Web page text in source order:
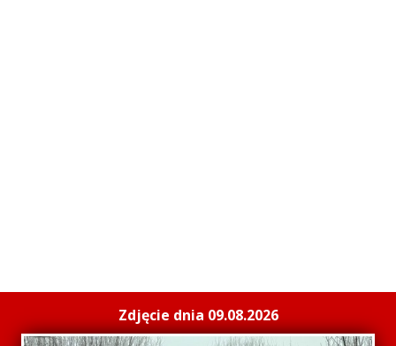
Zdjęcie dnia 09.08.2026